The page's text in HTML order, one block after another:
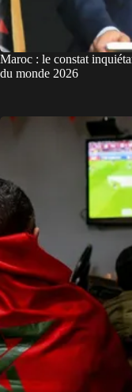
Maroc : le constat
du monde 2026